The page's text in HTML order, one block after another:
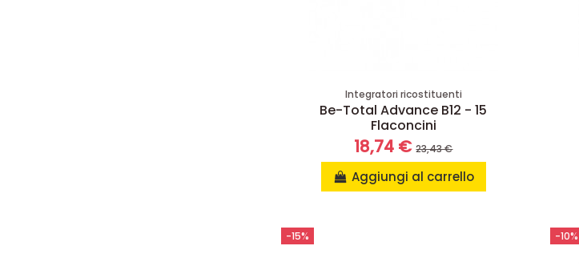
Integratori ricostituenti
Be-Total Advance B12 - 15
Flaconcini
18,74 €23,43 €
Aggiungi al carrello
-15% -10%